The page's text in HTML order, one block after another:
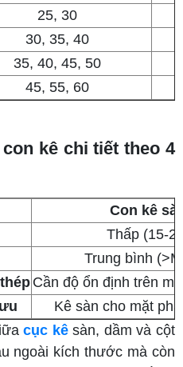
25, 30
30, 35, 40
35, 40, 45, 50
45, 55, 60
kê chi tiết theo 4
Con kê
Thấp (15-
Trung bình
Cần độ ổn định trên
Kê sàn cho mặt
cục kêsàn, dầm và cột
ngoài kích thước mà còn